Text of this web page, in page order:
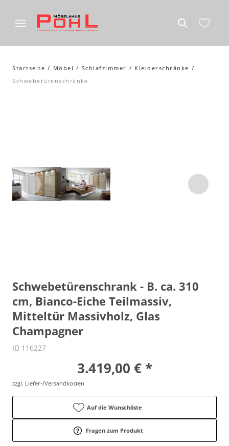
Startseite Möbel Schlafzimmer
Kleiderschränke
Schwebetürenschränke
Schwebetürenschrank - B. ca. 310
cm, Bianco-Eiche Teilmassiv,
Mitteltür Massivholz, Glas
Champagner
ID 116227
3.419,00 € *
zzgl. Liefer-/Versandkosten
Auf die Wunschliste
Fragen zum Produkt